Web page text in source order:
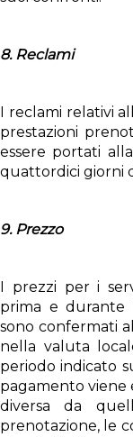
8. Reclami
I reclami relativi
prestazioni
essere portati
quattordici giorni
9. Prezzo
I prezzi per i
prima e durante
sono confermati
nella valuta
periodo indicato
pagamento
diversa da
prenotazione, le